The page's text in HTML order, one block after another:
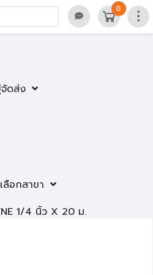
ดส่ง
เลือกสาขา
0
1/4 นิ้ว X 20 ม.